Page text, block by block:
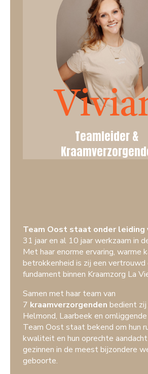
Teamleider &
Team Oost staat onder leiding
31 jaar en al 10 jaar werkzaam in
Met haar enorme ervaring, warme
betrokkenheid is zij een
fundament binnen Kraamzorg La
Samen met haar team van
7 kraamverzorgenden bedient
Helmond, Laarbeek en
Team Oost staat bekend om hun
kwaliteit en hun oprechte
gezinnen in de meest bijzondere
geboorte.